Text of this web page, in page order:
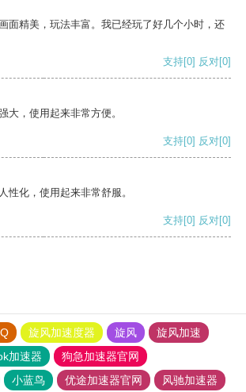
面精美，玩法丰富。我已经玩了好几个小时，还
支持[0] 反对[0]
大，使用起来非常方便。
支持[0] 反对[0]
性化，使用起来非常舒服。
支持[0] 反对[0]
旋风加速度器 旋风
旋风加速
加速器
狗急加速器官网
小蓝鸟 优途加速器官网
风驰加速器